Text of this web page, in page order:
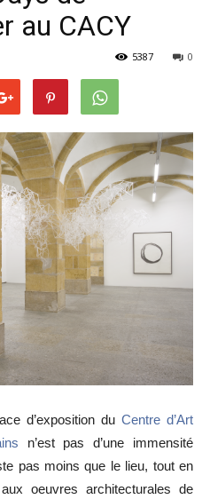
webzine
culturel
musique
cinéma
au CACY
0
5387
d’exposition du Centre d’Art
n’est pas d’une immensité
pas moins que le lieu, tout en
oeuvres architecturales de